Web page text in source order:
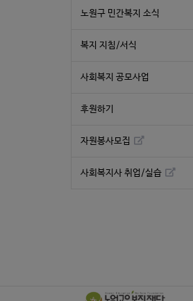
노원구 민간복지 소식
복지 지침/서식
사회복지 공모사업
후원하기
자원봉사모집
사회복지사 취업/실습